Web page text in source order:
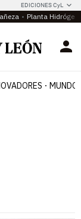
EDICIONES CyL
Planta
MUNDO